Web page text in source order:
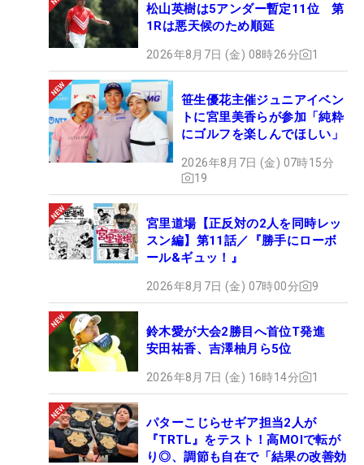
松山英樹は5アンダー暫定11位 第
1Rは悪天候のため順延
2026年8月7日 (金) 08時26分 1
笹生優花主催ジュニアイベン
トに宮里美香らが参加「純粋
にゴルフを楽しんでほしい」
2026年8月7日 (金) 07時15分
19
宮里道場【正反対の2人を同時レッ
スン編】第11話／『勝手にローボ
ール&ギュッ！』
2026年8月7日 (金) 07時00分 9
鈴木愛が大会2勝目へ首位T発進
安田祐香、吉澤柚月ら5位
2026年8月7日 (金) 16時14分 1
パターこじらせギア担当2人が
『TRTL』をテスト！高MOIで転が
り◎、調節も自在で「結果の改善効